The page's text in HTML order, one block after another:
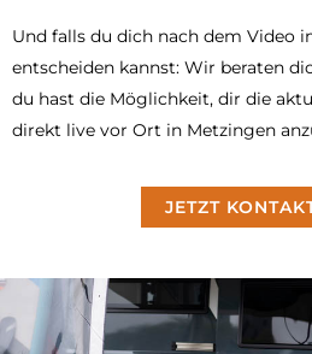
Und falls du dich nach dem Video
entscheiden kannst: Wir beraten
du hast die Möglichkeit, dir die
direkt live vor Ort in Metzingen
JETZT